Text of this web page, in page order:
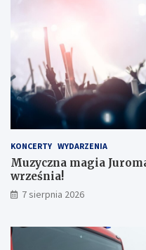
KONCERTY WYDARZENIA
Muzyczna magia
września!
7 sierpnia 2026